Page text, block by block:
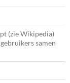
(zie Wikipedia)
samen